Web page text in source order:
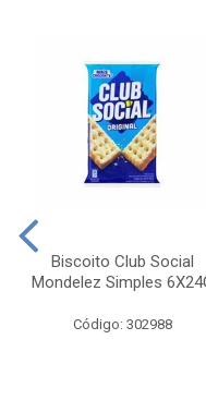
Biscoito Club Social
Mondelez Simples
Código: 302988